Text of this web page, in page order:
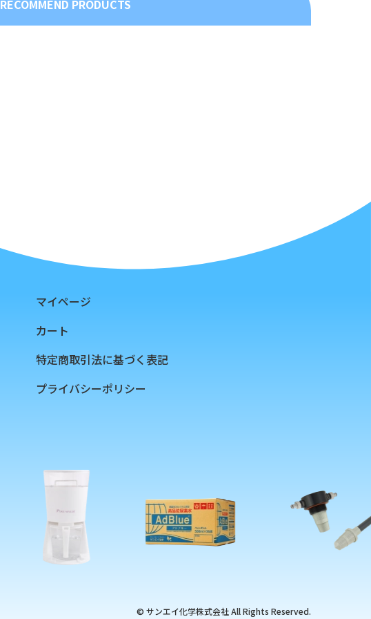
RECOMMEND PRODUCTS
マイページ
カート
特定商取引法に基づく表記
プライバシーポリシー
© サンエイ化学株式会社 All Rights Reserved.